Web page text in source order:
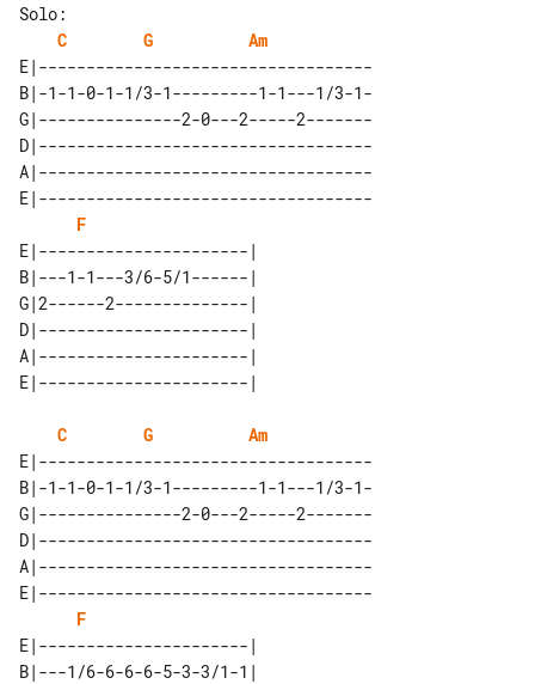
C
G
Am
E|-----------------------------------
B|-1-1-0-1-1/3-1---------1-1---1/3-1-
G|---------------2-0---2-----2-------
D|-----------------------------------
A|-----------------------------------
E|-----------------------------------
F
E|----------------------|
B|---1-1---3/6-5/1------|
G|2------2--------------|
D|----------------------|
A|----------------------|
C G
Am
E|-----------------------------------
B|-1-1-0-1-1/3-1---------1-1---1/3-1-
G|---------------2-0---2-----2-------
D|-----------------------------------
A|-----------------------------------
E|-----------------------------------
F
E|----------------------|
B|---1/6-6-6-6-5-3-3/1-1|